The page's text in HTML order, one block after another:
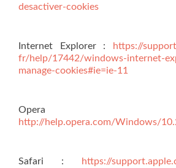
desactiver-cookies
Internet Explorer :
https://
fr/help/17442/windows-internet-
manage-cookies#ie=ie-11
http://help.opera.com/Windows/
Safari :
https://